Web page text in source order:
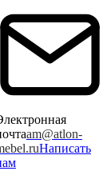
am@atlon-
Написать